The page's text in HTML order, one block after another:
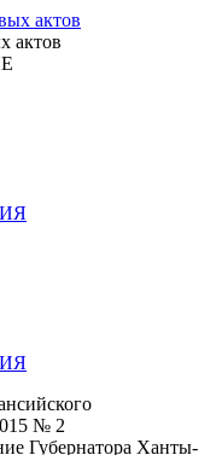
актов
№ 2
Губернатора Ханты-